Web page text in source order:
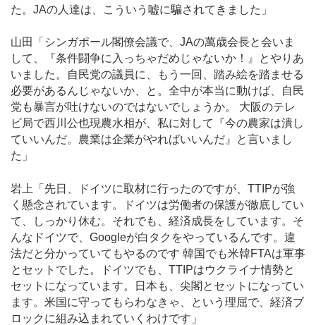
た。JAの人達は、こういう嘘に騙されてきました」
山田「シンガポール閣僚会議で、JAの萬歳会長と会いま
して、『条件闘争に入っちゃだめじゃないか！』とやりあ
いました。自民党の議員に、もう一回、踏み絵を踏ませる
必要があるんじゃないか、と。全中が本当に動けば、自民
党も暴言が吐けないのではないでしょうか。 大阪のテレ
ビ局で西川公也現農水相が、私に対して『今の農家は潰し
ていいんだ。農業は企業がやればいいんだ』と言いまし
た」
岩上「先日、ドイツに取材に行ったのですが、TTIPが強
く懸念されています。ドイツは労働者の保護が徹底してい
て、しっかり休む。それでも、経済成長をしています。そ
んなドイツで、Googleが白タクをやっているんです。違
法だと分かっていてもやるのです 韓国でも米韓FTAは軍事
とセットでした。ドイツでも、TTIPはウクライナ情勢と
セットになっています。日本も、尖閣とセットになってい
ます。米国に守ってもらわなきゃ、という理屈で、経済ブ
ロックに組み込まれていくわけです」